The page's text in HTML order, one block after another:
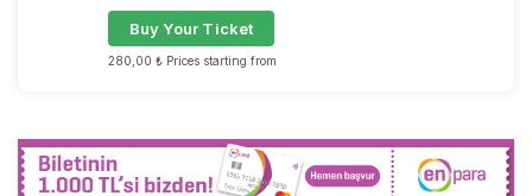
280,00 ₺ Prices starting from
Buy Your Ticket